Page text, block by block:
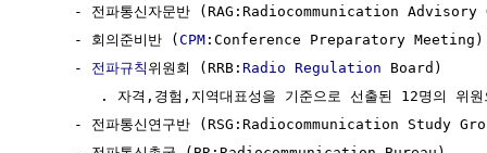
- 전파통신자문반 (RAG:Radiocommunication Advisory
     - 회의준비반 (
CPM :Conference Preparatory Meeting)
     -
전파규칙 위원회 (RRB: Radio Regulation Board)
. 자격,경험,지역대표성을 기준으로 선출된 12명의 위원
- 전파통신연구반 (RSG:Radiocommunication Study